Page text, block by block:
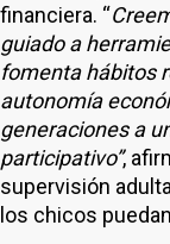
financiera. “
guiado a
fomenta hábitos
autonomía
generaciones a
participativo”,
supervisión
los chicos